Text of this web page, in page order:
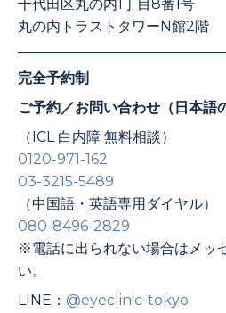
千代田区丸の内1丁目8番1号
丸の内トラストタワーN館2階
完全予約制
ご予約／お問い合わせ（日本語
（ICL 白内障 無料相談）
0120-971-162
03-3215-5489
（中国語・英語専用ダイヤル）
080-8496-2829
※電話に出られない場合はメッ
い。
LINE： @eyeclinic-tokyo